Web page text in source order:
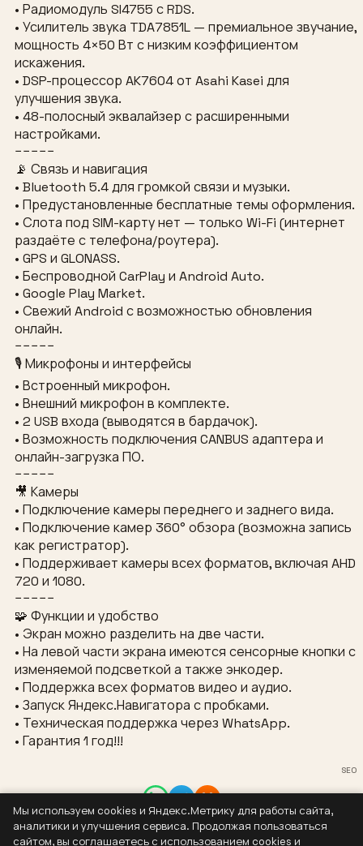
• Радиомодуль SI4755 с RDS.
• Усилитель звука TDA7851L — премиальное звучание,
мощность 4×50 Вт с низким коэффициентом
искажения.
• DSP-процессор AK7604 от Asahi Kasei для
улучшения звука.
• 48-полосный эквалайзер с расширенными
настройками.
−−−−−
📡 Связь и навигация
• Bluetooth 5.4 для громкой связи и музыки.
• Предустановленные бесплатные темы оформления.
• Слота под SIM-карту нет — только Wi-Fi (интернет
раздаёте с телефона/роутера).
• GPS и GLONASS.
• Беспроводной CarPlay и Android Auto.
• Google Play Market.
• Свежий Android с возможностью обновления
онлайн.
−−−−−
🎙 Микрофоны и интерфейсы
• Встроенный микрофон.
• Внешний микрофон в комплекте.
• 2 USB входа (выводятся в бардачок).
• Возможность подключения CANBUS адаптера и
онлайн-загрузка ПО.
−−−−−
🎥 Камеры
• Подключение камеры переднего и заднего вида.
• Подключение камер 360° обзора (возможна запись
как регистратор).
• Поддерживает камеры всех форматов, включая AHD
720 и 1080.
−−−−−
🧩 Функции и удобство
• Экран можно разделить на две части.
• На левой части экрана имеются сенсорные кнопки с
изменяемой подсветкой а также энкодер.
• Поддержка всех форматов видео и аудио.
• Запуск Яндекс.Навигатора с пробками.
• Техническая поддержка через WhatsApp.
• Гарантия 1 год!!!
SEO
Контакты
8 (937) 304-44-55
Мы используем cookies и Яндекс.Метрику для работы сайта,
аналитики и улучшения сервиса. Продолжая пользоваться
сайтом, вы соглашаетесь с использованием cookies и